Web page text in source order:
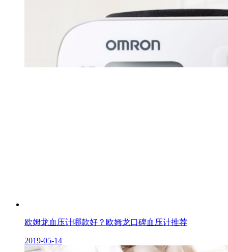
欧姆龙血压计哪款好？欧姆龙口碑血压计推荐
2019-05-14